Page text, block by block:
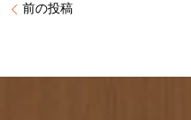
前の投稿